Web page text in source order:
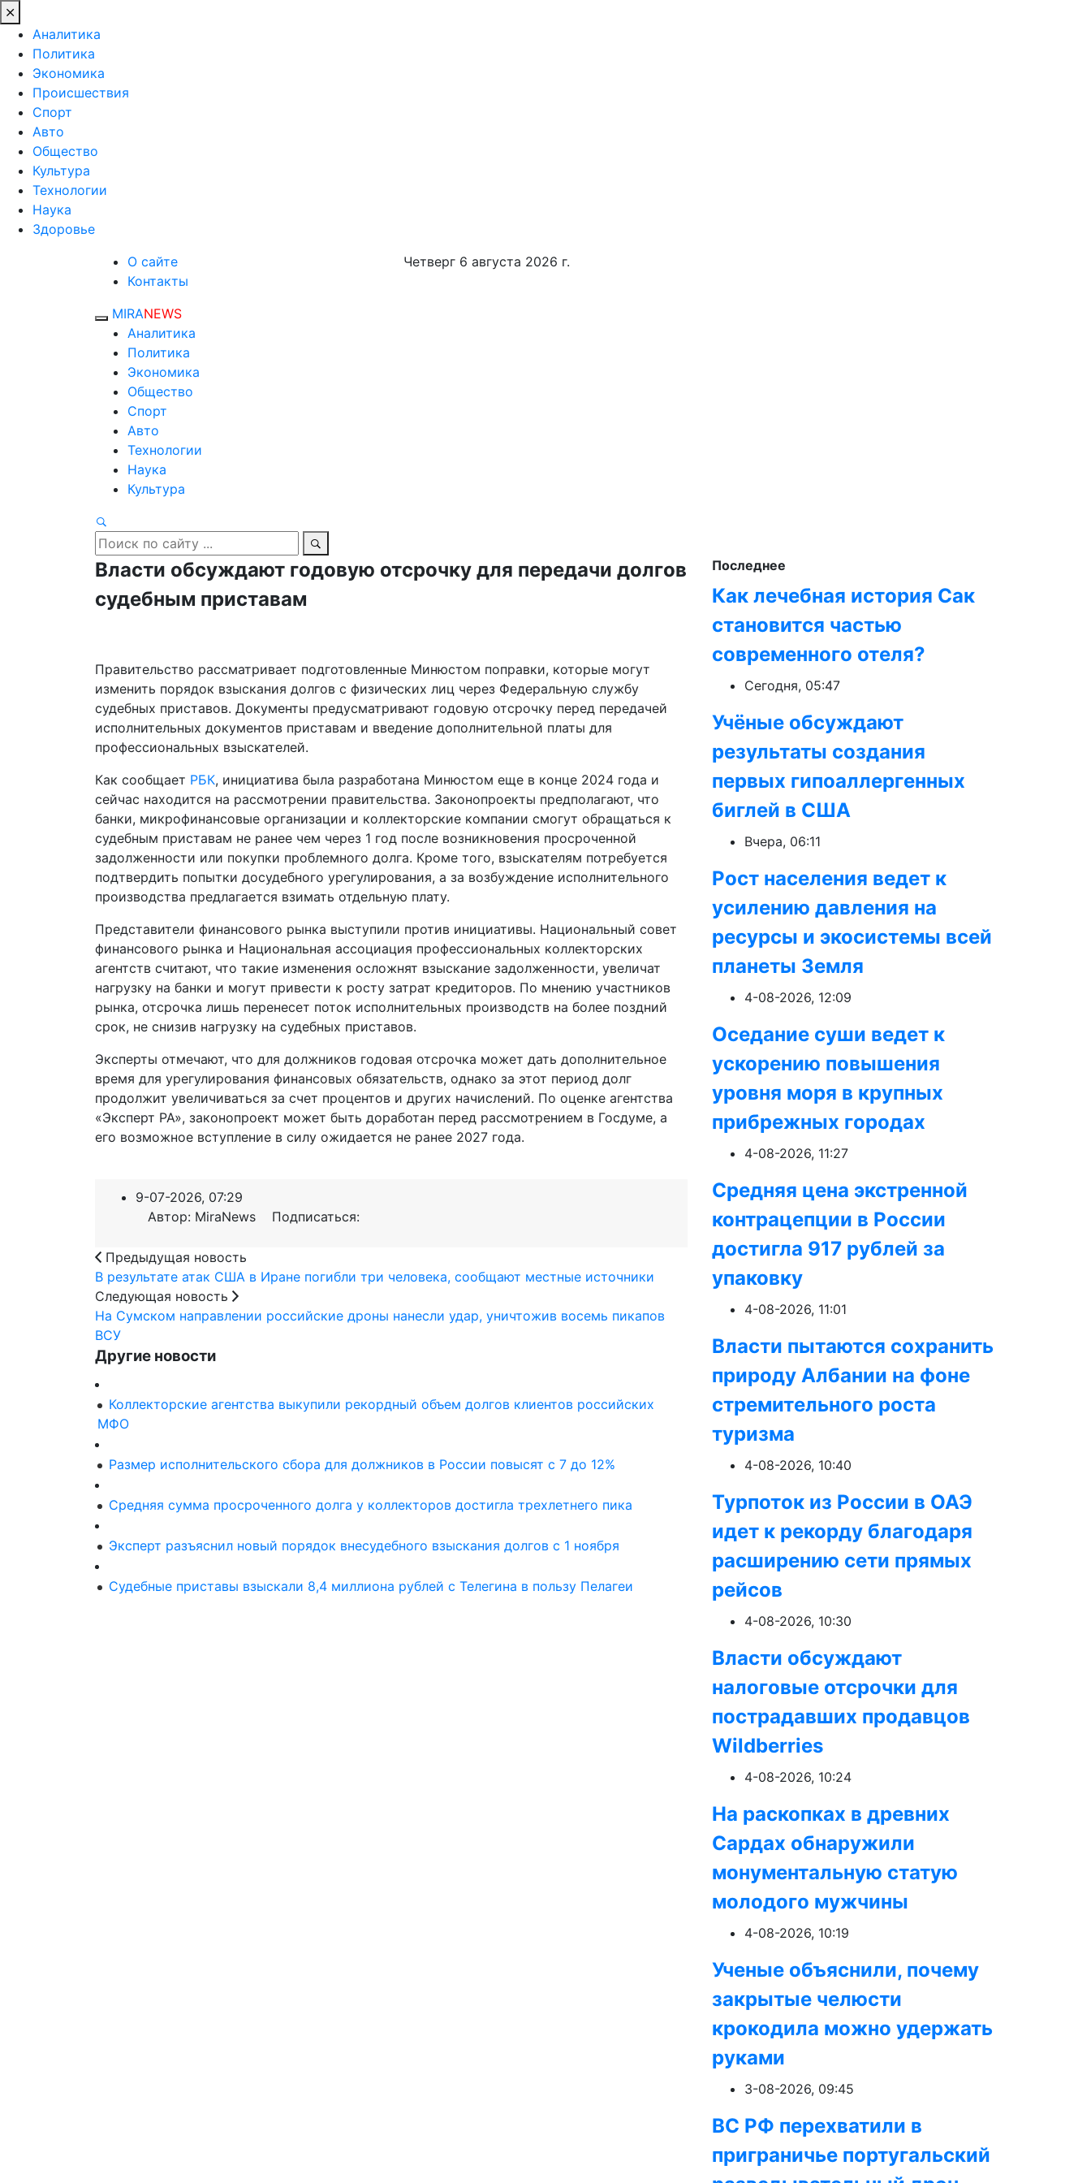
Аналитика
Политика
Экономика
Происшествия
Спорт
Авто
Общество
Культура
Технологии
Наука
Здоровье
О сайте
Контакты
Четверг 6 августа 2026 г.
MIRANEWS
Аналитика
Политика
Экономика
Общество
Спорт
Авто
Технологии
Наука
Культура
Власти обсуждают годовую отсрочку для передачи долгов
судебным приставам
Правительство рассматривает подготовленные Минюстом поправки, которые могут
изменить порядок взыскания долгов с физических лиц через Федеральную службу
судебных приставов. Документы предусматривают годовую отсрочку перед передачей
исполнительных документов приставам и введение дополнительной платы для
профессиональных взыскателей.
Как сообщает РБК, инициатива была разработана Минюстом еще в конце 2024 года и
сейчас находится на рассмотрении правительства. Законопроекты предполагают, что
банки, микрофинансовые организации и коллекторские компании смогут обращаться к
судебным приставам не ранее чем через 1 год после возникновения просроченной
задолженности или покупки проблемного долга. Кроме того, взыскателям потребуется
подтвердить попытки досудебного урегулирования, а за возбуждение исполнительного
производства предлагается взимать отдельную плату.
Представители финансового рынка выступили против инициативы. Национальный совет
финансового рынка и Национальная ассоциация профессиональных коллекторских
агентств считают, что такие изменения осложнят взыскание задолженности, увеличат
нагрузку на банки и могут привести к росту затрат кредиторов. По мнению участников
рынка, отсрочка лишь перенесет поток исполнительных производств на более поздний
срок, не снизив нагрузку на судебных приставов.
Эксперты отмечают, что для должников годовая отсрочка может дать дополнительное
время для урегулирования финансовых обязательств, однако за этот период долг
продолжит увеличиваться за счет процентов и других начислений. По оценке агентства
«Эксперт РА», законопроект может быть доработан перед рассмотрением в Госдуме, а
его возможное вступление в силу ожидается не ранее 2027 года.
9-07-2026, 07:29
Автор: MiraNews Подписаться:
Предыдущая новость
В результате атак США в Иране погибли три человека, сообщают местные источники
Следующая новость
На Сумском направлении российские дроны нанесли удар, уничтожив восемь пикапов
ВСУ
Другие новости
Коллекторские агентства выкупили рекордный объем долгов клиентов российских
МФО
Размер исполнительского сбора для должников в России повысят с 7 до 12%
Средняя сумма просроченного долга у коллекторов достигла трехлетнего пика
Эксперт разъяснил новый порядок внесудебного взыскания долгов с 1 ноября
Судебные приставы взыскали 8,4 миллиона рублей с Телегина в пользу Пелагеи
Последнее
Как лечебная история Сак
становится частью
современного отеля?
Сегодня, 05:47
Учёные обсуждают
результаты создания
первых гипоаллергенных
биглей в США
Вчера, 06:11
Рост населения ведет к
усилению давления на
ресурсы и экосистемы всей
планеты Земля
4-08-2026, 12:09
Оседание суши ведет к
ускорению повышения
уровня моря в крупных
прибрежных городах
4-08-2026, 11:27
Средняя цена экстренной
контрацепции в России
достигла 917 рублей за
упаковку
4-08-2026, 11:01
Власти пытаются сохранить
природу Албании на фоне
стремительного роста
туризма
4-08-2026, 10:40
Турпоток из России в ОАЭ
идет к рекорду благодаря
расширению сети прямых
рейсов
4-08-2026, 10:30
Власти обсуждают
налоговые отсрочки для
пострадавших продавцов
Wildberries
4-08-2026, 10:24
На раскопках в древних
Сардах обнаружили
монументальную статую
молодого мужчины
4-08-2026, 10:19
Ученые объяснили, почему
закрытые челюсти
крокодила можно удержать
руками
3-08-2026, 09:45
ВС РФ перехватили в
приграничье португальский